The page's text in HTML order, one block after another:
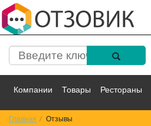
Компании Товары Рестораны
Спорт Фильмы
Главная Отзывы